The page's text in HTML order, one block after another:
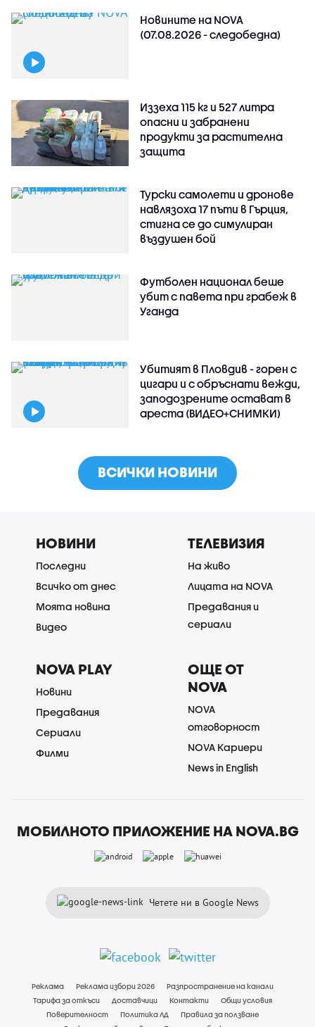
Новините на NOVA
(07.08.2026 - следобедна)
Иззеха 115 кг и 527 литра
опасни и забранени
продукти за растителна
защита
Турски самолети и дронове
навлязоха 17 пъти в Гърция,
стигна се до симулиран
въздушен бой
Футболен национал беше
убит с павета при грабеж в
Уганда
Убитият в Пловдив - горен с
цигари и с обръснати вежди,
заподозрените остават в
ареста (ВИДЕО+СНИМКИ)
ВСИЧКИ НОВИНИ
НОВИНИ
Последни
Всичко от днес
Моята новина
Видео
ТЕЛЕВИЗИЯ
На живо
Лицата на NOVA
Предавания и
сериали
NOVA PLAY
Новини
Предавания
Сериали
Филми
ОЩЕ ОТ
NOVA
NOVA
отговорност
NOVA Кариери
News in English
МОБИЛНОТО ПРИЛОЖЕНИЕ НА NOVA.BG
Четете ни в Google News
Реклама Реклама избори 2026
Разпространение на канали
Тарифа за откъси
Доставчици Контакти
Общи условия
Поверителност
Политика ЛД
Правила за ползване